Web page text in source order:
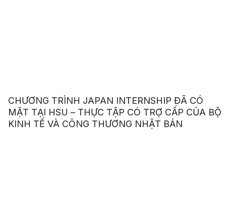
CHƯƠNG TRÌNH JAPAN INTERNSHIP ĐÃ CÓ
MẶT TẠI HSU – THỰC TẬP CÓ TRỢ CẤP CỦA BỘ
KINH TẾ VÀ CÔNG THƯƠNG NHẬT BẢN